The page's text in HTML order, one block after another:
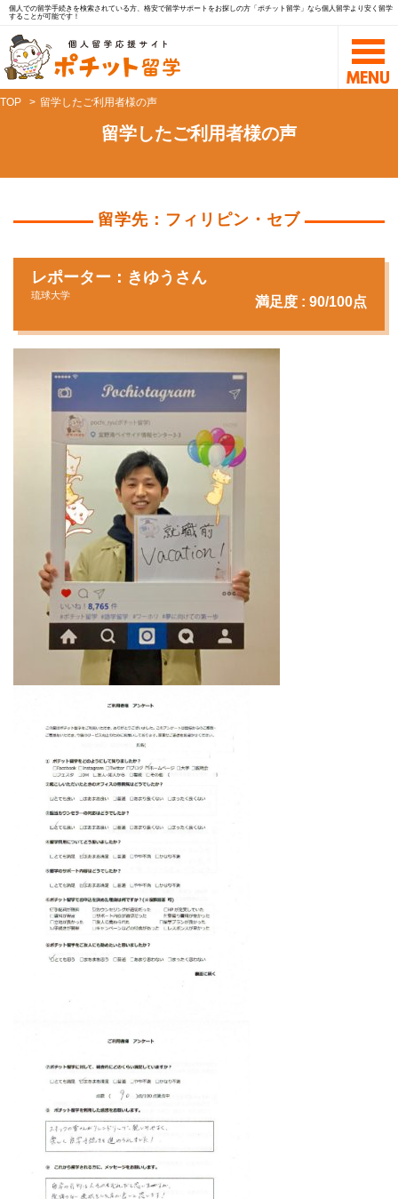
個人での留学手続きを検索されている方、格安で留学サポートをお探しの方「ポチット留学」なら個人留学より安く留学
することが可能です！
TOP 留学したご利用者様の声
留学したご利用者様の声
留学先：フィリピン・セブ
レポーター：きゆうさん
琉球大学 満足度 : 90/100点